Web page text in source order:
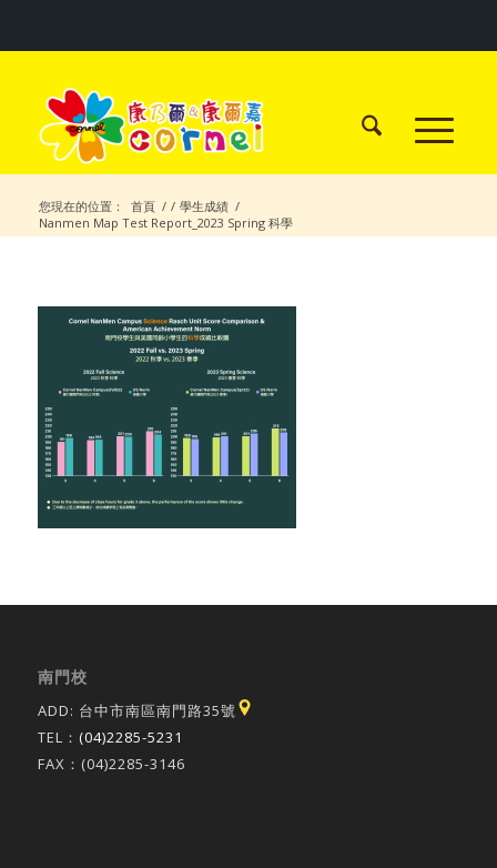
您現在的位置： 首頁 / / 學生成績 /
Nanmen Map Test Report_2023 Spring 科學
南門校
ADD: 台中市南區南門路35號
TEL： (04)2285-5231
FAX：(04)2285-3146